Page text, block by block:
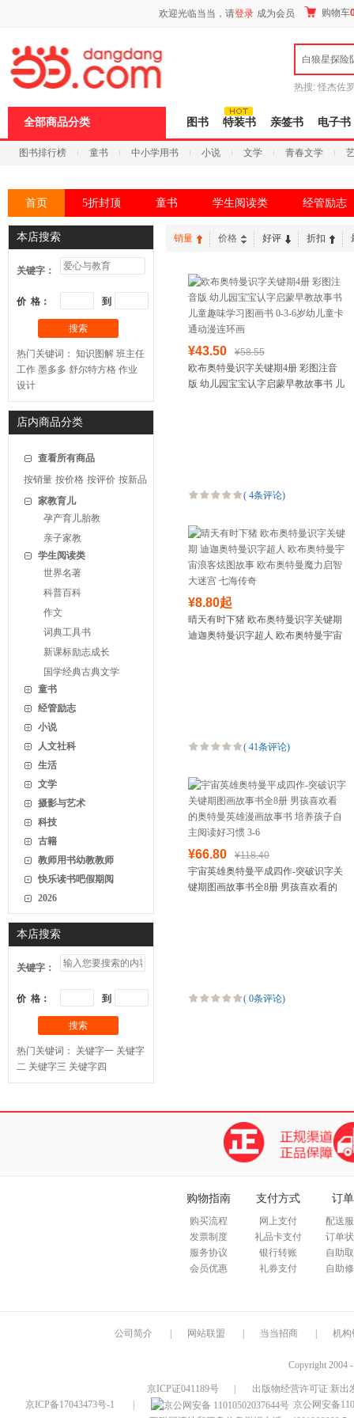
欢迎光临当当，请登录 成为会员 购物车
白狼星探险
热搜: 怪杰佐
全部商品分类 图书 特装书 亲签书 电子书
图书排行榜 童书 中小学用书 小说 文学 青春文学
首页 5折封顶 童书 学生阅读类 经管励志
本店搜索
关键字：
价 格： 到
搜索
热门关键词： 知识图解 班主任
工作 墨多多 舒尔特方格 作业
设计
店内商品分类
查看所有商品
按销量 按价格 按评价 按新品
家教育儿
孕产育儿胎教
亲子家教
学生阅读类
世界名著
科普百科
作文
词典工具书
新课标励志成长
国学经典古典文学
童书
经管励志
小说
人文社科
生活
文学
摄影与艺术
科技
古籍
教师用书幼教教师
快乐读书吧假期阅
2026
本店搜索
关键字：
价 格： 到
搜索
热门关键词： 关键字一 关键字
二 关键字三 关键字四
销量 价格 好评 折扣
¥43.50
¥58.55
欧布奥特曼识字关键期4册 彩图注音
版 幼儿园宝宝认字启蒙早教故事书 儿
( 4条评论)
¥8.80起
晴天有时下猪 欧布奥特曼识字关键期
迪迦奥特曼识字超人 欧布奥特曼宇宙
( 41条评论)
¥66.80
¥118.40
宇宙英雄奥特曼平成四作-突破识字关
键期图画故事书全8册 男孩喜欢看的
( 0条评论)
页
浪
打
购物指南
购买流程
发票制度
服务协议
会员优惠
支付方式
网上支付
礼品卡支付
银行转账
礼券支付
订
配送
订单
自助
自助
公司简介 网站联盟 当当招商 机构
Copyright 2004
京ICP证041189号
出版物经营许可证 新出
京ICP备17043473号-1
京公网安备